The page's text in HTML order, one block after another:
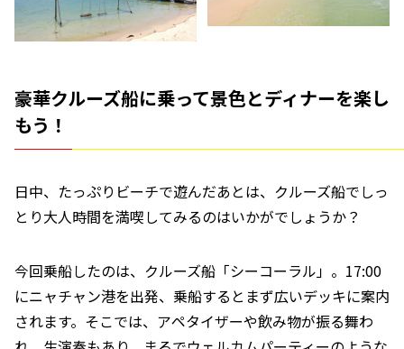
豪華クルーズ船に乗って景色とディナーを楽し
もう！
日中、たっぷりビーチで遊んだあとは、クルーズ船でしっ
とり大人時間を満喫してみるのはいかがでしょうか？
今回乗船したのは、クルーズ船「シーコーラル」。17:00
にニャチャン港を出発、乗船するとまず広いデッキに案内
されます。そこでは、アペタイザーや飲み物が振る舞わ